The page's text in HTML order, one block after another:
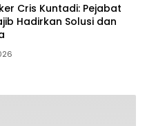
Cris Kuntadi: Pejabat
Hadirkan Solusi dan
Mitsubishi Expander